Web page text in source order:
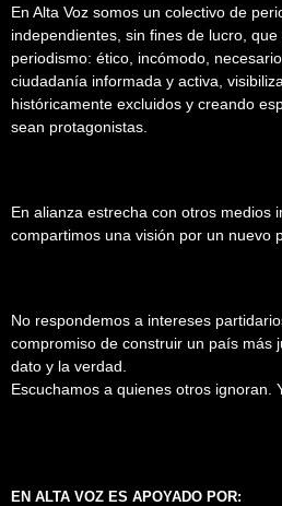
En Alta Voz somos un colectivo de
independientes, sin fines de lucro,
periodismo: ético, incómodo,
ciudadanía informada y activa,
históricamente excluidos y creando
sean protagonistas.
En alianza estrecha con otros medios
compartimos una visión por un nuevo
No respondemos a intereses
compromiso de construir un país más
dato y la verdad.
Escuchamos a quienes otros ignoran.
EN ALTA VOZ ES APOYADO POR: